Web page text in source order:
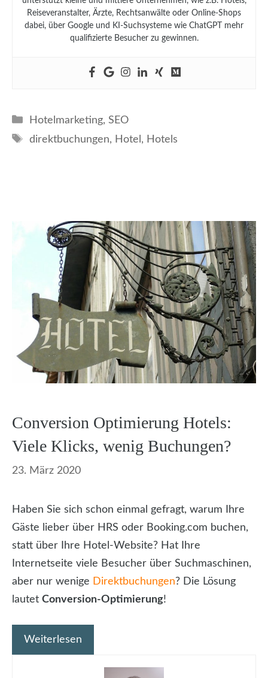
Reiseveranstalter, Ärzte, Rechtsanwälte oder Online-Shops
dabei, über Google und KI-Suchsysteme wie ChatGPT mehr
qualifizierte Besucher zu gewinnen.
Kategorien
Hotelmarketing, SEO
Schlagwörter
direktbuchungen, Hotel , Hotels
Conversion Optimierung Hotels:
Viele Klicks, wenig Buchungen?
23. März 2020
Haben Sie sich schon einmal gefragt, warum Ihre
Gäste lieber über HRS oder Booking.com buchen,
statt über Ihre Hotel-Website? Hat Ihre
Internetseite viele Besucher über Suchmaschinen,
aber nur wenige Direktbuchungen? Die Lösung
lautet Conversion-Optimierung!
Weiterlesen